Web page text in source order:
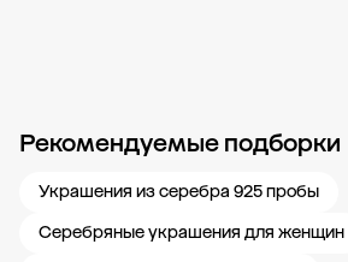
Рекомендуемые подборки
Украшения из серебра 925 пробы
Серебряные украшения для женщин
Новости компании Журнал ЗОЛОТОЙ Блог